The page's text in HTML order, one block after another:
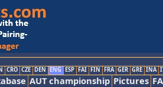
CRO CZE DEN ENG ESP FAI FIN FRA GER GRE INA
AUT championship Pictures